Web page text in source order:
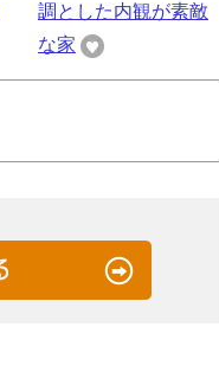
調とした内観が素敵
な家